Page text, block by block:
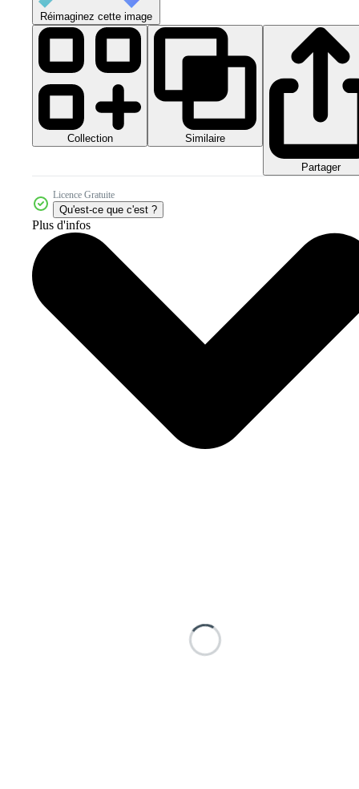
Réimaginez cette image
Collection Similaire
Partager
Licence Gratuite
Qu'est-ce que c'est ?
Plus d'infos